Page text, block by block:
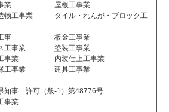
事業 屋根工事業
物工事業 タイル・れんが・ブロック工
工事 板金工事業
ス工事業 塗装工事業
工事業 内装仕上工事業
縁工事業 建具工事業
知事 許可（般-1）第48776号
事業